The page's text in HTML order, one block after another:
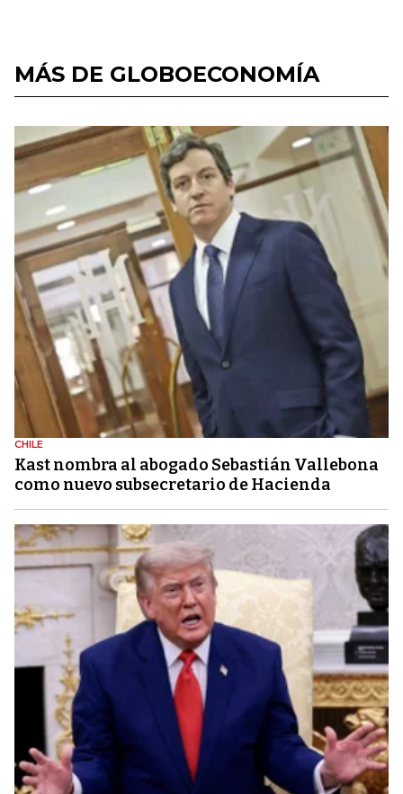
MÁS DE GLOBOECONOMÍA
CHILE
Kast nombra al abogado Sebastián Vallebona
como nuevo subsecretario de Hacienda